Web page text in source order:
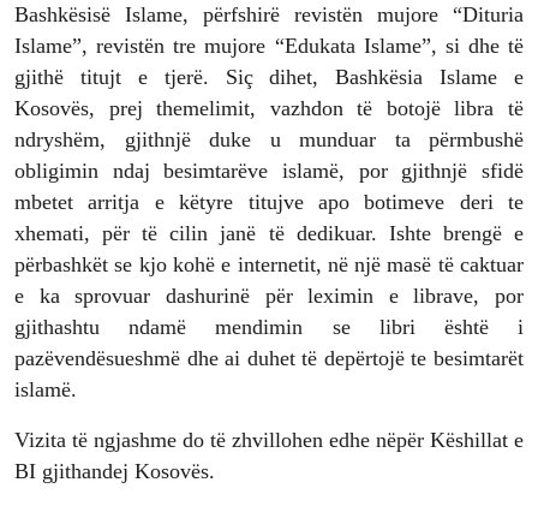
Bashkësisë Islame, përfshirë revistën mujore “Dituria
Islame”, revistën tre mujore “Edukata Islame”, si dhe të
gjithë titujt e tjerë. Siç dihet, Bashkësia Islame e
Kosovës, prej themelimit, vazhdon të botojë libra të
ndryshëm, gjithnjë duke u munduar ta përmbushë
obligimin ndaj besimtarëve islamë, por gjithnjë sfidë
mbetet arritja e këtyre titujve apo botimeve deri te
xhemati, për të cilin janë të dedikuar. Ishte brengë e
përbashkët se kjo kohë e internetit, në një masë të caktuar
e ka sprovuar dashurinë për leximin e librave, por
gjithashtu ndamë mendimin se libri është i
pazëvendësueshmë dhe ai duhet të depërtojë te besimtarët
islamë.
Vizita të ngjashme do të zhvillohen edhe nëpër Këshillat e
BI gjithandej Kosovës.